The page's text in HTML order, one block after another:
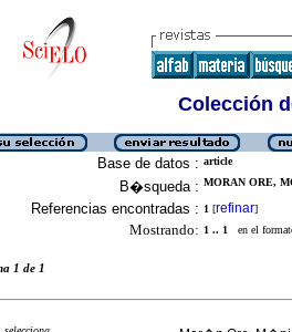
Colección
Base de datos : article
B�squeda : MORAN ORE,
Referencias encontradas : 1 [refinar]
Mostrando: 1 .. 1 en el
1 de 1